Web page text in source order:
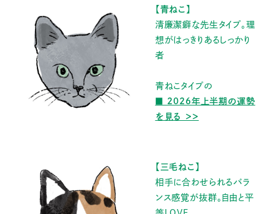
【青ねこ】
清廉潔癖な先生タイプ。理
想がはっきりあるしっかり
者
青ねこタイプの
■ 2026年上半期の運勢
を見る ＞＞
【三毛ねこ】
相手に合わせられるバラ
ンス感覚が抜群。自由と平